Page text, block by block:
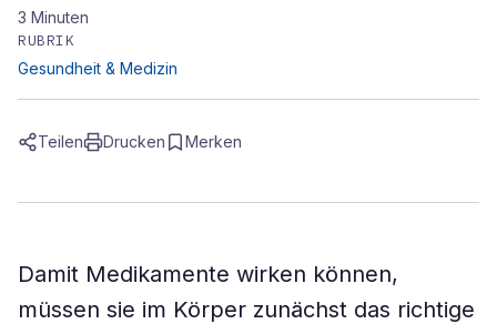
3 Minuten
RUBRIK
Gesundheit & Medizin
Teilen Drucken Merken
Damit Medikamente wirken können,
müssen sie im Körper zunächst das richtige